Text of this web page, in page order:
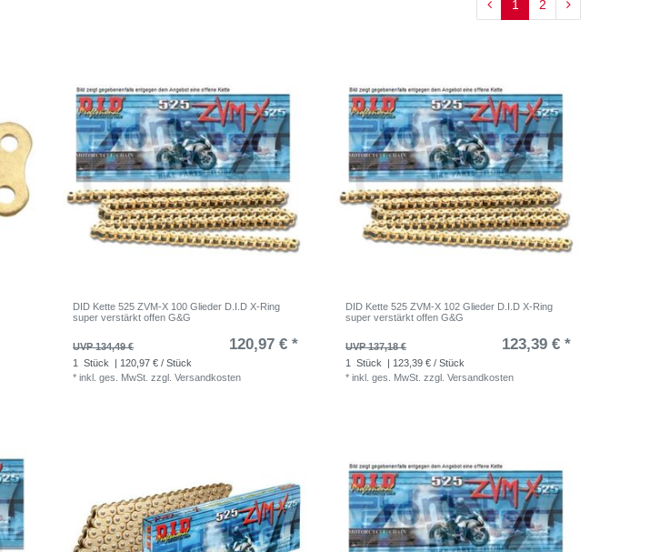
1 2
DID Kette 525 ZVM-X 100 Glieder D.I.D X-Ring
super verstärkt offen G&G
UVP 134,49 € 120,97 € *
1 Stück
| 120,97 € / Stück
*inkl. ges. MwSt. zzgl.Versandkosten
DID Kette 525 ZVM-X 102 Glieder D.I.D X-Ring
super verstärkt offen G&G
UVP 137,18 € 123,39 € *
1 Stück
| 123,39 € / Stück
*inkl. ges. MwSt. zzgl.Versandkosten